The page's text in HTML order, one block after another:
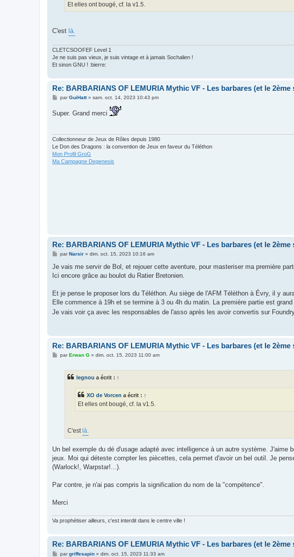
Et elles ont bougé, cf. la v1.5.
C'est là.
CLETCSOOFEF Level 1
Je ne suis pas vieux, je suis vintage et à jamais Sochalien !
Et sinon GNU ! :bierre:
Re: BARBARIANS OF LEMURIA Mythic VF - Les barbares (et le
M
s
parGuiHatt» sam. oct. 14, 2023 10:43 pm
Super. Grand merci
Collectionneur de Jeux de Rôles depuis 1980
Le Don des Dragons : la convention de Jeux en faveur du Téléthon
Mon Profil GroG
Ma Campagne Degenesis
Re: BARBARIANS OF LEMURIA Mythic VF - Les barbares (et le
M
s
a
par Narsir» dim. oct. 15, 2023 10:16 am
Je vais me servir de Bol, et rejouer cette aventure, pour masteriser ma première
Ici encore grâce au boulot du Ratier Bretonien.
Et je pense le proposer lors du Téléthon. Au siège de l'AFM Téléthon à Évry, il y
Elle commence à 19h et se termine à 3 ou 4h du matin. La première partie est
Je vais voir ça avec les responsables de l'asso après les avoir convertis sur
Re: BARBARIANS OF LEMURIA Mythic VF - Les barbares (et le
Mpar Erwan G» dim. oct. 15, 2023 11:00 am
legnou a écrit : ↑
XO de Vorcen a écrit : ↑
Et elles ont bougé, cf. la v1.5.
C'est là.
Un bel exemple du dé d'usage adapté avec intelligence à un autre système. J'aime
jeux. Moi qui déteste compter les piècettes, cela permet d'avoir un bel outil. Je
(Warlock!, Warpstar!...).
Par contre, je n'ai pas compris la signification du nom de la "compétence".
Merci
Va prophétiser ailleurs, c'est interdit dans le centre ville !
Re: BARBARIANS OF LEMURIA Mythic VF - Les barbares (et le
Mpargriffesapin» dim. oct. 15, 2023 11:33 am